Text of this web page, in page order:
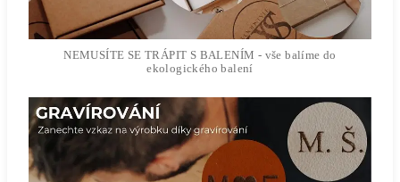
NEMUSÍTE SE TRÁPIT S BALENÍM - vše balíme do
ekologického balení